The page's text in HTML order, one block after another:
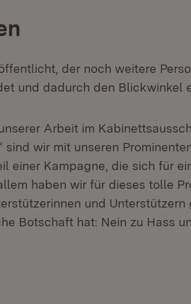
der noch weitere
und dadurch den Blickwinkel
Arbeit im
sind wir mit unseren
einer Kampagne, die sich für
haben wir für dieses tolle
und Unterstützern
Botschaft hat: Nein zu Hass